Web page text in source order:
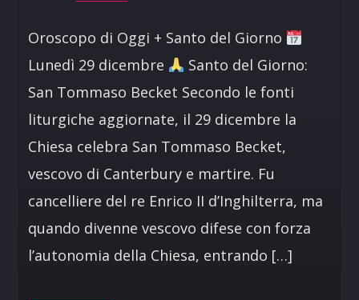
Oroscopo di Oggi + Santo del Giorno
Lunedì 29 dicembre
Santo del Giorno:
San Tommaso Becket Secondo le fonti
liturgiche aggiornate, il 29 dicembre la
Chiesa celebra San Tommaso Becket,
vescovo di Canterbury e martire. Fu
cancelliere del re Enrico II d’Inghilterra, ma
quando divenne vescovo difese con forza
l’autonomia della Chiesa, entrando […]